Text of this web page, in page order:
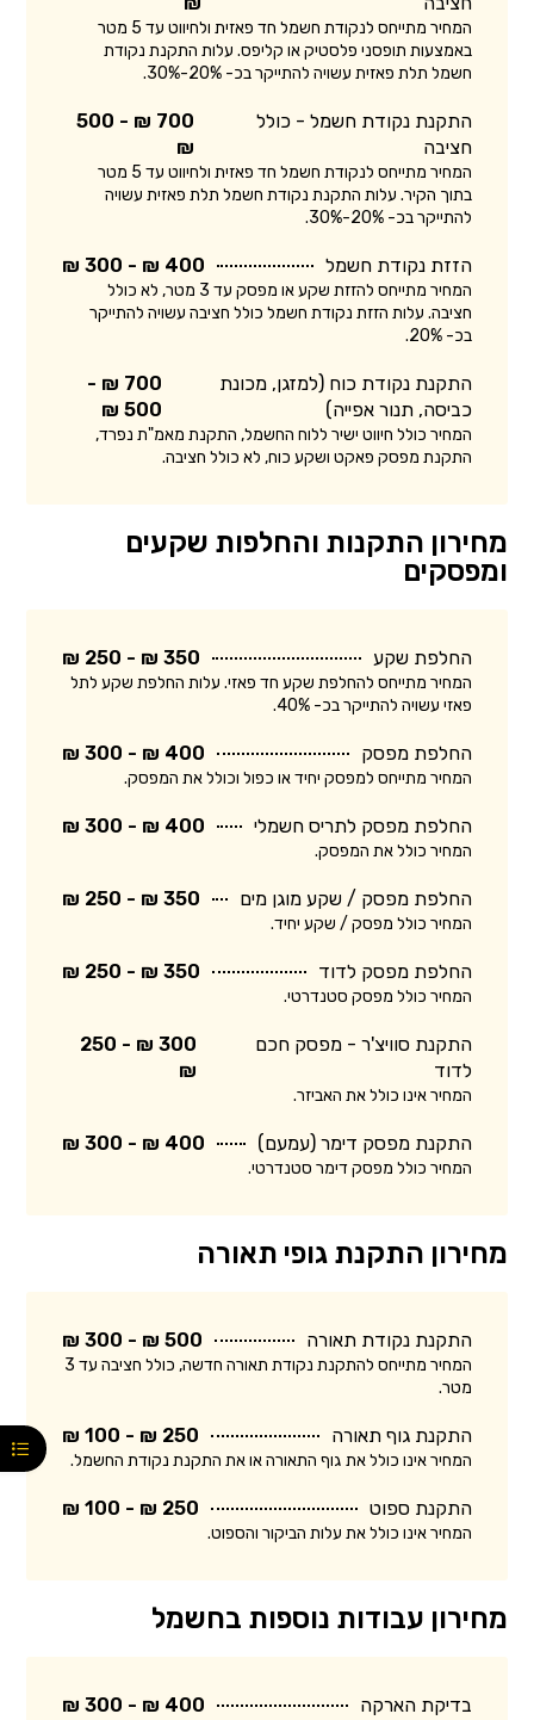
המחיר מתייחס לנקודת חשמל חד פאזית ולחיווט עד 5 מטר
באמצעות תופסני פלסטיק או קליפס. עלות התקנת נקודת
חשמל תלת פאזית עשויה להתייקר בכ- 20%-30%.
התקנת נקודת חשמל - כולל
חציבה
700 ₪ - 500
₪
המחיר מתייחס לנקודת חשמל חד פאזית ולחיווט עד 5 מטר
בתוך הקיר. עלות התקנת נקודת חשמל תלת פאזית עשויה
להתייקר בכ- 20%-30%.
הזזת נקודת חשמל 400 ₪ - 300 ₪
המחיר מתייחס להזזת שקע או מפסק עד 3 מטר, לא כולל
חציבה. עלות הזזת נקודת חשמל כולל חציבה עשויה להתייקר
בכ- 20%.
התקנת נקודת כוח (למזגן, מכונת
כביסה, תנור אפייה)
700 ₪ -
500 ₪
המחיר כולל חיווט ישיר ללוח החשמל, התקנת מאמ"ת נפרד,
התקנת מפסק פאקט ושקע כוח, לא כולל חציבה.
מחירון התקנות והחלפות שקעים
ומפסקים
החלפת שקע 350 ₪ - 250 ₪
המחיר מתייחס להחלפת שקע חד פאזי. עלות החלפת שקע לתל
פאזי עשויה להתייקר בכ- 40%.
החלפת מפסק 400 ₪ - 300 ₪
המחיר מתייחס למפסק יחיד או כפול וכולל את המפסק.
החלפת מפסק לתריס חשמלי 400 ₪ - 300 ₪
המחיר כולל את המפסק.
החלפת מפסק / שקע מוגן מים 350 ₪ - 250 ₪
המחיר כולל מפסק / שקע יחיד.
החלפת מפסק לדוד 350 ₪ - 250 ₪
המחיר כולל מפסק סטנדרטי.
התקנת סוויצ'ר - מפסק חכם
לדוד
300 ₪ - 250
₪
המחיר אינו כולל את האביזר.
התקנת מפסק דימר (עמעם) 400 ₪ - 300 ₪
המחיר כולל מפסק דימר סטנדרטי.
מחירון התקנת גופי תאורה
התקנת נקודת תאורה 500 ₪ - 300 ₪
המחיר מתייחס להתקנת נקודת תאורה חדשה, כולל חציבה עד 3
מטר.
התקנת גוף תאורה 250 ₪ - 100 ₪
המחיר אינו כולל את גוף התאורה או את התקנת נקודת החשמל.
התקנת ספוט 250 ₪ - 100 ₪
המחיר אינו כולל את עלות הביקור והספוט.
מחירון עבודות נוספות בחשמל
בדיקת הארקה 400 ₪ - 300 ₪